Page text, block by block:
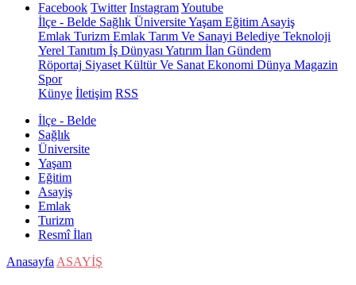
Facebook Twitter InstagramYoutube
İlçe - Belde Sağlık ÜniversiteYaşam Eğitim Asayiş
Emlak Turizm Emlak Tarım Ve Sanayi Belediye Teknoloji
Yerel Tanıtım İş Dünyası Yatırım İlan Gündem
Röportaj Siyaset Kültür Ve Sanat Ekonomi Dünya Magazin
Spor
Künye İletişim RSS
İlçe - Belde
Sağlık
Üniversite
Yaşam
Eğitim
Asayiş
Emlak
Turizm
Resmî İlan
Anasayfa ASAYİŞ